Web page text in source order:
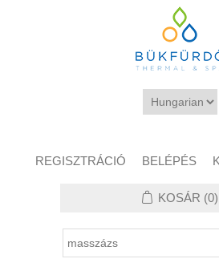
REGISZTRÁCIÓ BELÉPÉS
KOSÁR (0)